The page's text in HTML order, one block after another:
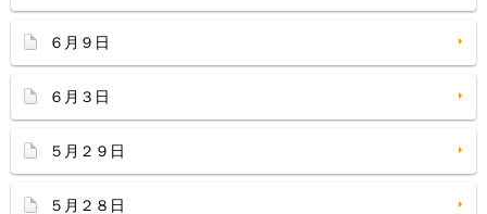
６月９日
６月３日
５月２９日
５月２８日